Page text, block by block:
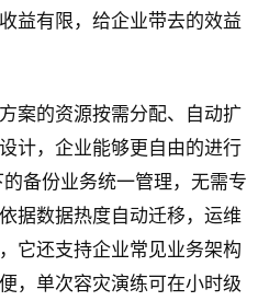
益有限，给企业带去的效益
案的资源按需分配、自动扩
计，企业能够更自由的进行
备份业务统一管理，无需专
据数据热度自动迁移，运维
它还支持企业常见业务架构
，单次容灾演练可在小时级